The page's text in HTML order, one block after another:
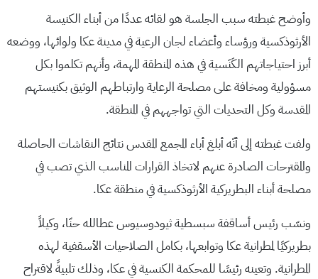
وأوضح غبطته سبب الجلسة هو لقائه عددًا من أبناء الكنيسة
الأرثوذكسية ورؤساء وأعضاء لجان الرعية في مدينة عكا ولوائها، ووضعه
أبرز احتياجاتهم الكَنَسية في هذه المنطقة المهمة، وأنهم تكلموا بكل
مسؤولية ومخافة على مصلحة الرعاية وارتباطهم الوثيق بكنيستهم
المقدسة وكل التحديات التي تواجههم في المنطقة.
ولفت غبطته إلى أنّه أبلغ أباء المجمع المقدس نتائج النقاشات الحاصلة
والمقترحات الصادرة عنهم لاتخاذ القرارات المناسب الذي تصب في
مصلحة أبناء البطريركية الأرثوذكسية في منطقة عكا.
ونسّب رئيس أساقفة سبسطية ثيودوسيوس عطالله حنّا، وكيلاً
بطريركيًا لمطرانية عكا وتوابعها، بكامل الصلاحيات الأسقفية لهذه
المطرانية. وتعينه رئيسًا للمحكمة الكنسية في عكا، وذلك تلبيةً لاقتراح